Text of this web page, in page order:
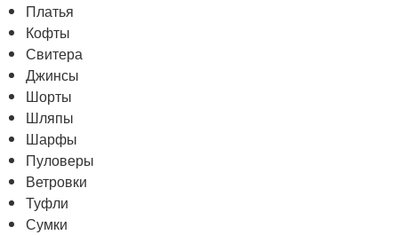
Платья
Кофты
Свитера
Джинсы
Шорты
Шляпы
Шарфы
Пуловеры
Ветровки
Туфли
Сумки